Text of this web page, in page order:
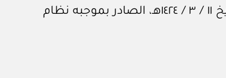
وبناء على الصلاحيات المخولة له نظاما، وبعد الاطلاع على البند (ثالثا) من المرسوم الملكي رقم (م / ١٥) وتاريخ ١١ / ٣ / ١٤٢٤هـ، الصادر بموجبه نظام